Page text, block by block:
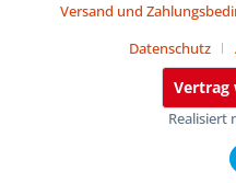
Versand und
Datenschutz
Vertrag
Realisiert